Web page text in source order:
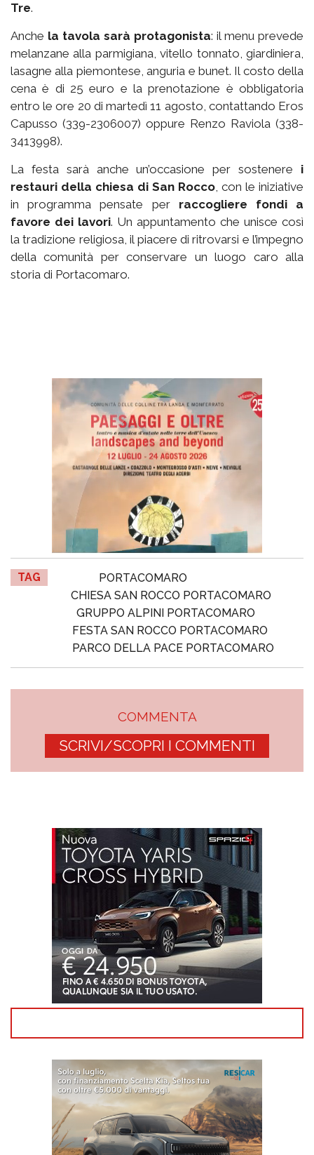
Tre.
Anche la tavola sarà protagonista: il menu prevede
melanzane alla parmigiana, vitello tonnato, giardiniera,
lasagne alla piemontese, anguria e bunet. Il costo della
cena è di 25 euro e la prenotazione è obbligatoria
entro le ore 20 di martedì 11 agosto, contattando Eros
Capusso (339-2306007) oppure Renzo Raviola (338-
3413998).
La festa sarà anche un’occasione per sostenere i
restauri della chiesa di San Rocco, con le iniziative
in programma pensate per raccogliere fondi a
favore dei lavori. Un appuntamento che unisce così
la tradizione religiosa, il piacere di ritrovarsi e l’impegno
della comunità per conservare un luogo caro alla
storia di Portacomaro.
TAG
PORTACOMARO
CHIESA SAN ROCCO PORTACOMARO
GRUPPO ALPINI PORTACOMARO
FESTA SAN ROCCO PORTACOMARO
PARCO DELLA PACE PORTACOMARO
COMMENTA
SCRIVI/SCOPRI I COMMENTI